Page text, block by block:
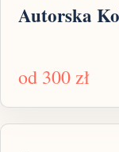
Autorska
od 300 zł